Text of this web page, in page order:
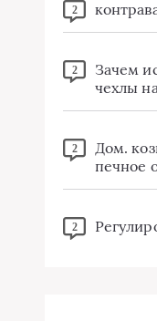
2
2
Зачем
чехлы
2
Дом.
печное
2